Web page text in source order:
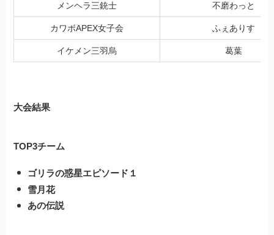
メンヘラ三銃士 不磨わっと
カワボAPEX女子会 ふぇありす
イケメン三羽烏 葛葉
大会結果
TOP3チーム
ゴリラの惑星エピソード１
雪月花
あの伝説